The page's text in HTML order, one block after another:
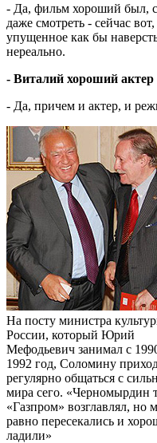
- Да, фильм хороший был,
даже смотреть - сейчас
упущенное как бы
нереально.
- Виталий хороший
- Да, причем и актер, и
На посту министра
России, который Юрий
Мефодьевич занимал с
1992 год, Соломину
регулярно общаться с
мира сего. «Черномырдин
«Газпром» возглавлял, но
равно пересекались и
ладили»